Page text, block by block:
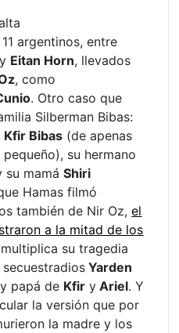
argentinos, entre
y Eitan Horn, llevados
, como
. Otro caso que
Silberman Bibas:
Kfir Bibas (de apenas
su hermano
su mamáShiri
Hamas filmó
también de Nir Oz,el
a la mitad de los
su tragedia
Yarden
y papá de Kfir y Ariel. Y
la versión que por
la madre y los